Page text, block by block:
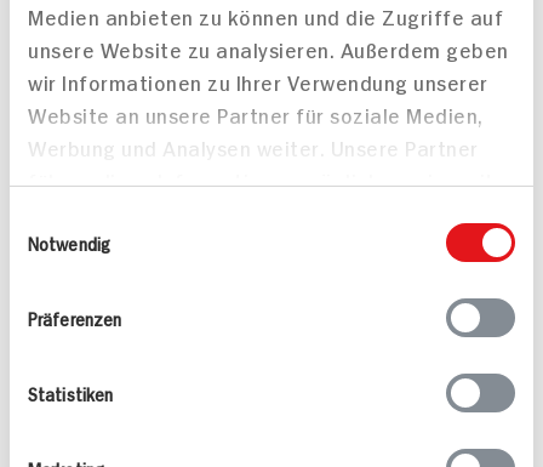
Medien anbieten zu können und die Zugriffe auf
unsere Website zu analysieren. Außerdem geben
wir Informationen zu Ihrer Verwendung unserer
Website an unsere Partner für soziale Medien,
Werbung und Analysen weiter. Unsere Partner
führen diese Informationen möglicherweise mit
bereitgestellt haben oder die sie im Rahmen
Notwendig
Präferenzen
Statistiken
Häufig gestellte Fragen
Mehr Informationen in unserem FAQ
kontakt
hit.de
Wir beantworten gerne Ihre Fragen
Folgen Sie uns auf TikTok